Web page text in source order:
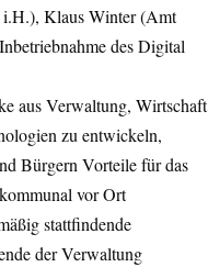
i.H.), Klaus Winter (Amt
des Digital
aus Verwaltung, Wirtschaft
zu entwickeln,
Bürgern Vorteile für das
vor Ort
stattfindende
der Verwaltung